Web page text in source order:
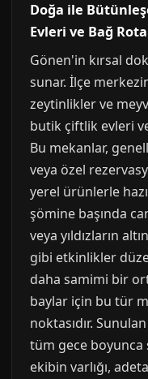
Doğa ile
Evleri ve Bağ
Gönen'in kırsal
sunar. İlçe
zeytinlikler ve
butik çiftlik evleri
Bu mekanlar,
veya özel
yerel ürünlerle
şömine başında
veya yıldızların
gibi etkinlikler
daha samimi bir
baylar için bu tür
noktasıdır.
tüm gece
ekibin varlığı,